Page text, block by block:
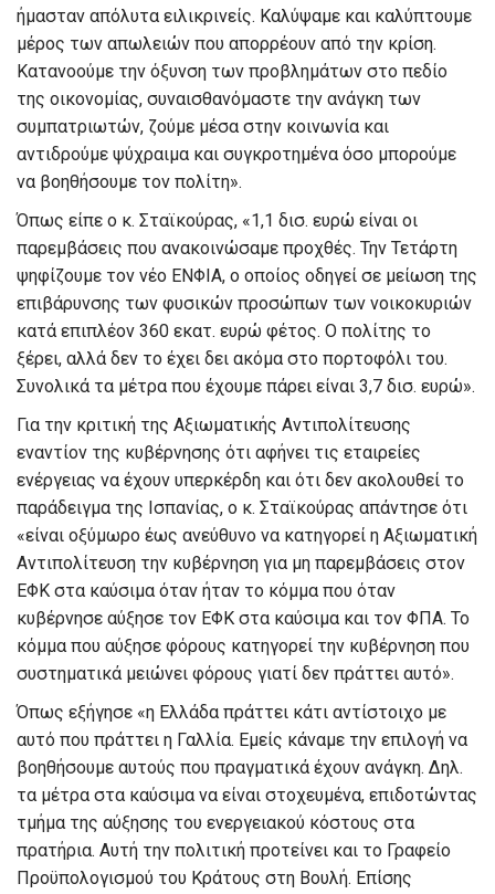
ήμασταν απόλυτα ειλικρινείς. Καλύψαμε και καλύπτουμε
μέρος των απωλειών που απορρέουν από την κρίση.
Κατανοούμε την όξυνση των προβλημάτων στο πεδίο
της οικονομίας, συναισθανόμαστε την ανάγκη των
συμπατριωτών, ζούμε μέσα στην κοινωνία και
αντιδρούμε ψύχραιμα και συγκροτημένα όσο μπορούμε
να βοηθήσουμε τον πολίτη».
Όπως είπε ο κ. Σταϊκούρας, «1,1 δισ. ευρώ είναι οι
παρεμβάσεις που ανακοινώσαμε προχθές. Την Τετάρτη
ψηφίζουμε τον νέο ΕΝΦΙΑ, ο οποίος οδηγεί σε μείωση της
επιβάρυνσης των φυσικών προσώπων των νοικοκυριών
κατά επιπλέον 360 εκατ. ευρώ φέτος. Ο πολίτης το
ξέρει, αλλά δεν το έχει δει ακόμα στο πορτοφόλι του.
Συνολικά τα μέτρα που έχουμε πάρει είναι 3,7 δισ. ευρώ».
Για την κριτική της Αξιωματικής Αντιπολίτευσης
εναντίον της κυβέρνησης ότι αφήνει τις εταιρείες
ενέργειας να έχουν υπερκέρδη και ότι δεν ακολουθεί το
παράδειγμα της Ισπανίας, ο κ. Σταϊκούρας απάντησε ότι
«είναι οξύμωρο έως ανεύθυνο να κατηγορεί η Αξιωματική
Αντιπολίτευση την κυβέρνηση για μη παρεμβάσεις στον
ΕΦΚ στα καύσιμα όταν ήταν το κόμμα που όταν
κυβέρνησε αύξησε τον ΕΦΚ στα καύσιμα και τον ΦΠΑ. Το
κόμμα που αύξησε φόρους κατηγορεί την κυβέρνηση που
συστηματικά μειώνει φόρους γιατί δεν πράττει αυτό».
Όπως εξήγησε «η Ελλάδα πράττει κάτι αντίστοιχο με
αυτό που πράττει η Γαλλία. Εμείς κάναμε την επιλογή να
βοηθήσουμε αυτούς που πραγματικά έχουν ανάγκη. Δηλ.
τα μέτρα στα καύσιμα να είναι στοχευμένα, επιδοτώντας
τμήμα της αύξησης του ενεργειακού κόστους στα
πρατήρια. Αυτή την πολιτική προτείνει και το Γραφείο
Προϋπολογισμού του Κράτους στη Βουλή. Επίσης